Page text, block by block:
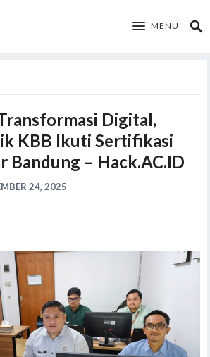
MENU
Digital,
KBB Ikuti Sertifikasi
Bandung – Hack.AC.ID
24, 2025